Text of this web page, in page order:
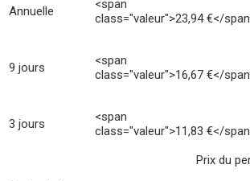
Annuelle
<span
class="valeur">23,94 €</
9 jours
<span
class="valeur">16,67 €</
3 jours
<span
class="valeur">11,83 €</
Prix du